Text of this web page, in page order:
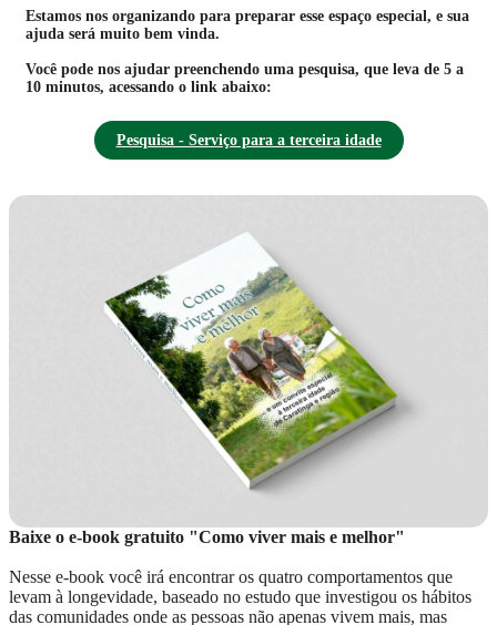
Estamos nos organizando para preparar esse espaço especial, e sua
ajuda será muito bem vinda.
Você pode nos ajudar preenchendo uma pesquisa, que leva de 5 a
10 minutos, acessando o link abaixo:
Pesquisa - Serviço para a terceira idade
Baixe o e-book gratuito "Como viver mais e melhor"
Nesse e-book você irá encontrar os quatro comportamentos que
levam à longevidade, baseado no estudo que investigou os hábitos
das comunidades onde as pessoas não apenas vivem mais, mas